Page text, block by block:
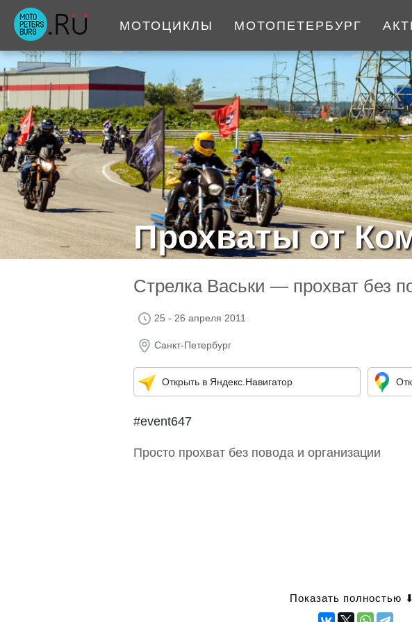
МОТОЦИКЛЫ МОТОПЕТЕРБУРГ
Прохваты от
Стрелка Васьки — прохват без
25 - 26 апреля 2011
Санкт-Петербург
Открыть в Яндекс.Навигатор
#event647
Просто прохват без повода и организации